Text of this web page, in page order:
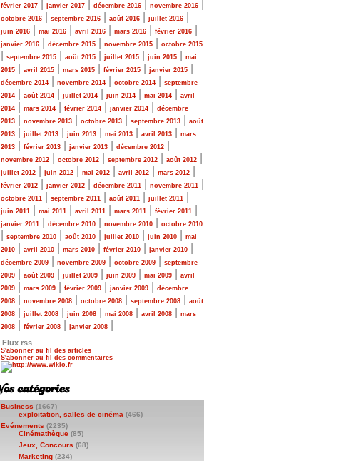
février 2017 janvier 2017 décembre 2016 novembre 2016
octobre 2016 septembre 2016 août 2016 juillet 2016
juin 2016 mai 2016 avril 2016 mars 2016 février 2016
janvier 2016 décembre 2015 novembre 2015 octobre 2015
septembre 2015 août 2015 juillet 2015 juin 2015
mai
2015
avril 2015 mars 2015 février 2015 janvier 2015
décembre 2014 novembre 2014 octobre 2014
septembre
2014
août 2014 juillet 2014 juin 2014 mai 2014
avril
2014
mars 2014 février 2014 janvier 2014
décembre
2013
novembre 2013 octobre 2013 septembre 2013
août
2013
juillet 2013 juin 2013 mai 2013 avril 2013
mars
2013
février 2013 janvier 2013 décembre 2012
novembre 2012 octobre 2012 septembre 2012 août 2012
juillet 2012 juin 2012 mai 2012 avril 2012 mars 2012
février 2012 janvier 2012 décembre 2011 novembre 2011
octobre 2011 septembre 2011 août 2011 juillet 2011
juin 2011 mai 2011 avril 2011 mars 2011 février 2011
janvier 2011 décembre 2010 novembre 2010 octobre 2010
septembre 2010 août 2010 juillet 2010 juin 2010
mai
2010
avril 2010 mars 2010 février 2010 janvier 2010
décembre 2009 novembre 2009 octobre 2009
septembre
2009
août 2009 juillet 2009 juin 2009 mai 2009
avril
2009
mars 2009 février 2009 janvier 2009
décembre
2008
novembre 2008 octobre 2008 septembre 2008
août
2008
juillet 2008 juin 2008 mai 2008 avril 2008
mars
2008
février 2008 janvier 2008
Flux rss
S'abonner au fil des articles
S'abonner au fil des commentaires
Business (1667)
exploitation, salles de cinéma (466)
Evénements (2235)
Cinémathèque (85)
Jeux, Concours (68)
Marketing (234)